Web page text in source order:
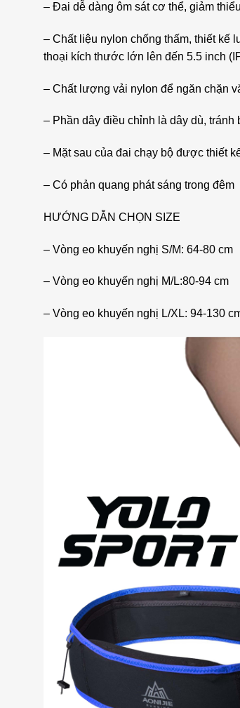
– Đai dễ dàng ôm sát cơ thể, giảm
– Chất liệu nylon chống thấm, thiết kế
thoại kích thước lớn lên đến 5.5 inch
– Chất lượng vải nylon để ngăn chặn
– Phần dây điều chỉnh là dây dù, tránh
– Mặt sau của đai chạy bộ được thiết
– Có phản quang phát sáng trong đêm
HƯỚNG DẪN CHỌN SIZE
– Vòng eo khuyến nghị S/M: 64-80 cm
– Vòng eo khuyến nghị M/L:80-94 cm
– Vòng eo khuyến nghị L/XL: 94-130